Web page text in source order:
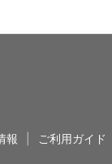
報 ご利用ガイド